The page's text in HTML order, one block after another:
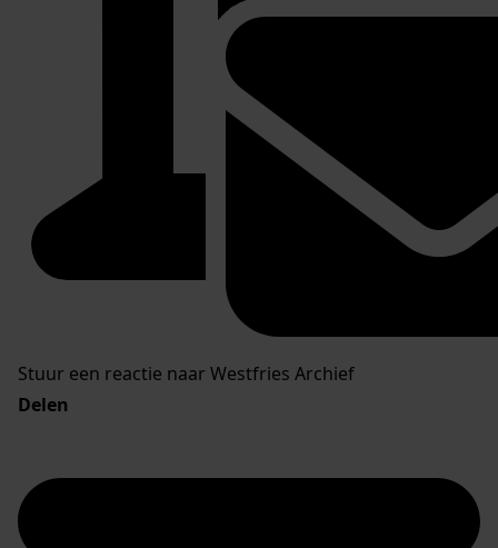
Stuur een reactie naar Westfries Archief
Delen